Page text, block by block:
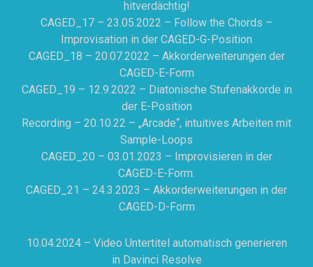
hitverdächtig!
CAGED_17 – 23.05.2022 – Follow the Chords –
Improvisation in der CAGED-G-Position
CAGED_18 – 20.07.2022 – Akkorderweiterungen der
CAGED-E-Form
CAGED_19 – 12.9.2022 – Diatonische Stufenakkorde in
der E-Position
Recording – 20.10.22 – „Arcade“, intuitives Arbeiten mit
Sample-Loops
CAGED_20 – 03.01.2023 – Improvisieren in der
CAGED-E-Form.
CAGED_21 – 24.3.2023 – Akkorderweiterungen in der
CAGED-D-Form
10.04.2024 – Video Untertitel automatisch generieren
in Davinci Resolve